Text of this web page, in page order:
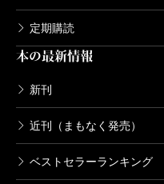
定期購読
本の最新情報
新刊
近刊（まもなく発売）
ベストセラーランキング